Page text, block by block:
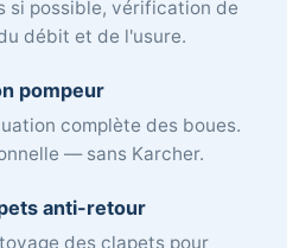
si possible, vérification de
débit et de l'usure.
pompeur
complète des boues.
— sans Karcher.
anti-retour
des clapets pour